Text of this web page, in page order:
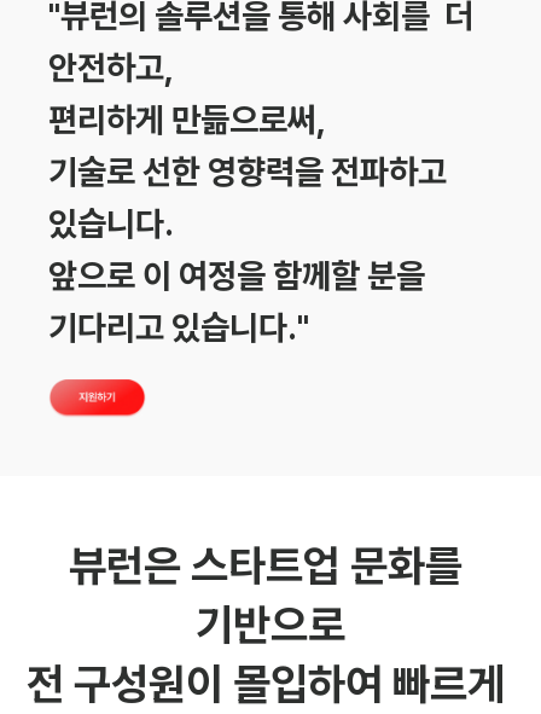
"뷰런의 솔루션을 통해 사회를  더
안전하고,
편리하게 만듦으로써,
기술로 선한 영향력을 전파하고
있습니다.
앞으로 이 여정을 함께할 분을
기다리고 있습니다."
뷰런은 스타트업 문화를
기반으로
전 구성원이 몰입하여 빠르게